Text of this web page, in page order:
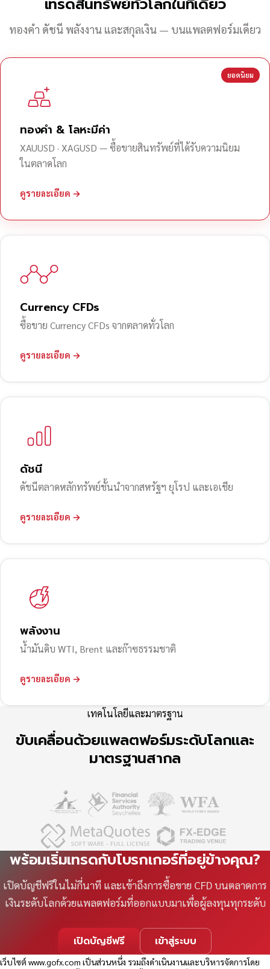
ทองคำ ดัชนี พลังงาน และสกุลเงิน — บนแพลตฟอร์มเดียว
ยอดนิยม
ทองคำ & โลหะมีค่า
XAUUSD · XAGUSD — ซื้อขายสินทรัพย์ที่ได้รับความนิยม
ในตลาดโลก
ดูรายละเอียด →
Currency CFDs
ซื้อขาย Currency CFDs จากตลาดทั่วโลก
ดูรายละเอียด →
ดัชนี
ดัชนีตลาดหลักทรัพย์ชั้นนำจากสหรัฐฯ ยุโรป และเอเชีย
ดูรายละเอียด →
พลังงาน
น้ำมันดิบ WTI, Brent และก๊าซธรรมชาติ
ดูรายละเอียด →
เทคโนโลยีและมาตรฐาน
ขับเคลื่อนด้วยแพลตฟอร์มระดับโลกและ
มาตรฐานสากล
พร้อมเริ่มเทรดกับโบรกเกอร์ที่อยู่ข้างคุณ?
เปิดบัญชีฟรีในไม่กี่นาที และเข้าถึงการซื้อขาย CFD บนตลาดการ
เงินระดับโลกด้วยแพลตฟอร์มที่ออกแบบมาเพื่อผู้ลงทุนทุกระดับ
เปิดบัญชีฟรี เข้าสู่ระบบ
เว็บไซต์www.gofx.com เป็นส่วนหนึ่ง รวมถึงดำเนินงานและบริหารจัดการโดย